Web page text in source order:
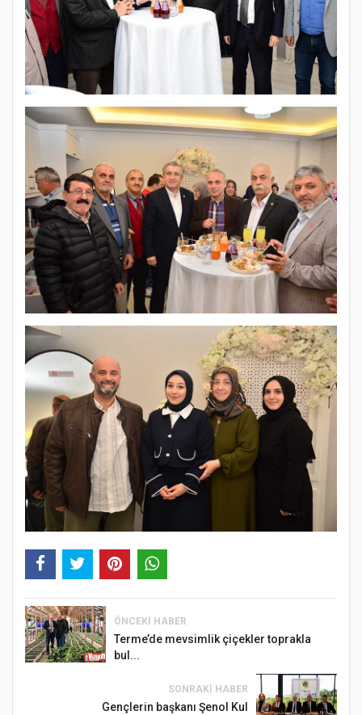
ÖNCEKI HABER
Terme’de mevsimlik çiçekler toprakla
bul...
SONRAKI HABER
Gençlerin başkanı Şenol Kul